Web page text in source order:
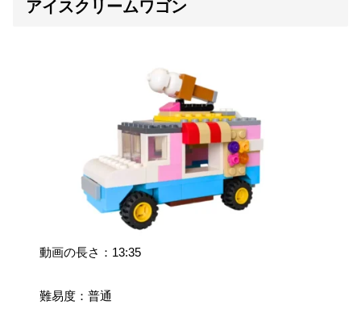
アイスクリームワゴン
動画の長さ：13:35
難易度：普通